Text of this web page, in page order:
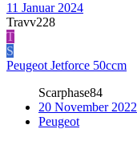
11 Januar 2024
Travv228
T
S
Peugeot Jetforce 50ccm
Scarphase84
20 November 2022
Peugeot